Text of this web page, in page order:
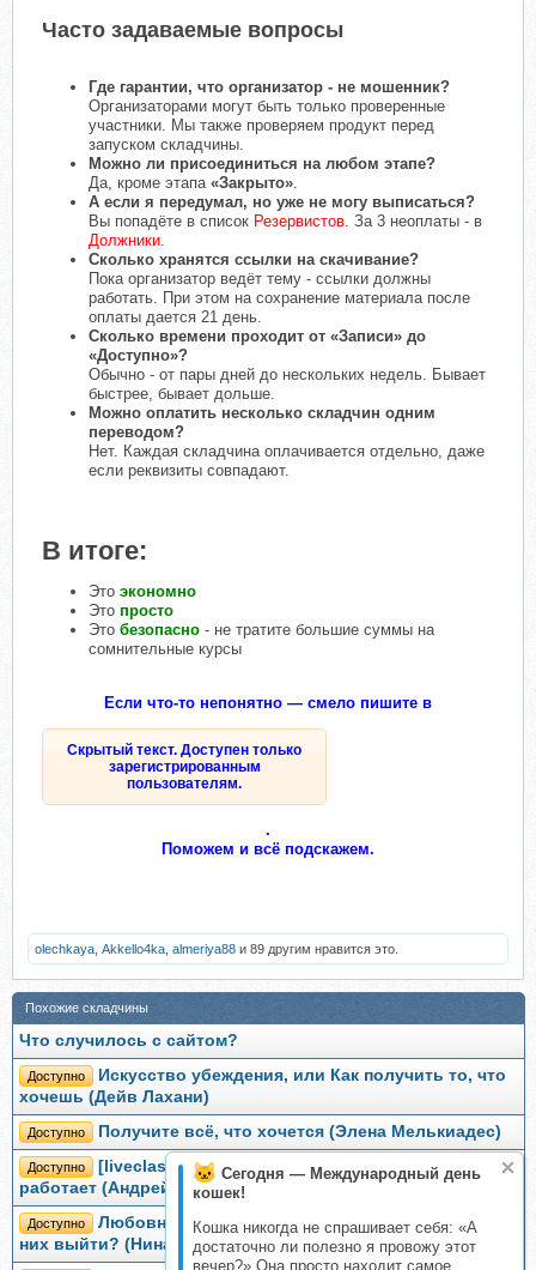
Сегодня — Международный день
кошек!
Кошка никогда не спрашивает себя: «А
достаточно ли полезно я провожу этот
вечер?» Она просто находит самое
Часто задаваемые вопросы
Где гарантии, что организатор - не мошенник?
Организаторами могут быть только проверенные
участники. Мы также проверяем продукт перед
запуском складчины.
Можно ли присоединиться на любом этапе?
Да, кроме этапа «Закрыто».
А если я передумал, но уже не могу выписаться?
Вы попадёте в список Резервистов. За 3 неоплаты - в
Должники.
Сколько хранятся ссылки на скачивание?
Пока организатор ведёт тему - ссылки должны
работать. При этом на сохранение материала после
оплаты дается 21 день.
Сколько времени проходит от «Записи» до
«Доступно»?
Обычно - от пары дней до нескольких недель. Бывает
быстрее, бывает дольше.
Можно оплатить несколько складчин одним
переводом?
Нет. Каждая складчина оплачивается отдельно, даже
если реквизиты совпадают.
В итоге:
Это экономно
Это просто
Это безопасно - не тратите большие суммы на
сомнительные курсы
Если что-то непонятно — смело пишите в
Скрытый текст. Доступен только
зарегистрированным
пользователям.
.
Поможем и всё подскажем.
olechkaya Akkello4ka almeriya88 и 89 другим нравится это.
Похожие складчины
Что случилось с сайтом?
Доступно
Искусство убеждения, или Как получить то, что
хочешь (Дейв Лахани)
Доступно Получите всё, что хочется (Элена Мелькиадес)
Доступно
[liveclasses] Криптовалюта: что это и как это
работает (Андрей Белков)
Доступно
Любовные треугольники: что это такое и как из
них выйти? (Нина Рубштейн)